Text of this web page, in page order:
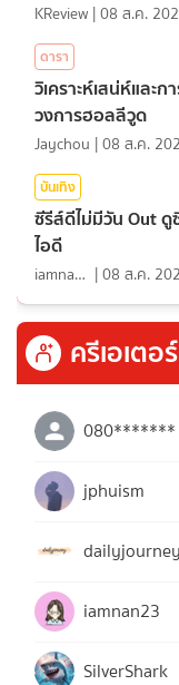
KReview |08 ส.ค.
ดารา
วิเคราะห์เสน่ห์และ
วงการฮอลลีวูด
Jaychou |08 ส.ค.
บันเทิง
ซีรีส์ดีไม่มีวัน Out ดู
ไอดี
iamnan23 |08 ส.ค.
ครีเอเตอ
080*******
jphuism
dailyjourney
iamnan23
SilverShark